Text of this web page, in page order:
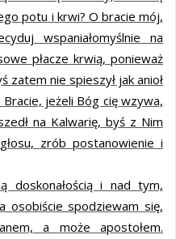
potu i krwi? O bracie mój,
wspaniałomyślnie na
płacze krwią, ponieważ
zatem nie spieszył jak anioł
jeżeli Bóg cię wzywa,
na Kalwarię, byś z Nim
zrób postanowienie i
doskonałością i nad tym,
osobiście spodziewam się,
a może apostołem.